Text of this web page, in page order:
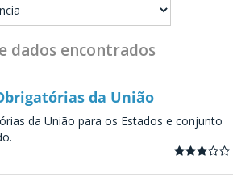
dados encontrados
da União
da União para os Estados e conjunto